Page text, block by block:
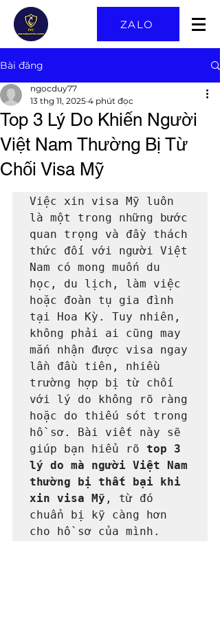
ZALO
Bài đăng
Top 3 Lý Do Khiến Người
Việt Nam Thường Bị Từ
Chối Visa Mỹ
ngocduy77
13 thg 11, 2025 4 phút đọc
Việc xin visa Mỹ luôn
là một trong những bước
quan trọng và đầy thách
thức đối với người Việt
Nam có mong muốn du
học, du lịch, làm việc
hoặc đoàn tụ gia đình
tại Hoa Kỳ. Tuy nhiên,
không phải ai cũng may
mắn nhận được visa ngay
lần đầu tiên, nhiều
trường hợp bị từ chối
với lý do không rõ ràng
hoặc do thiếu sót trong
hồ sơ. Bài viết này sẽ
giúp bạn hiểu rõ top 3
lý do mà người Việt Nam
thường bị thất bại khi
xin visa Mỹ , từ đó
chuẩn bị kỹ càng hơn
cho hồ sơ của mình.